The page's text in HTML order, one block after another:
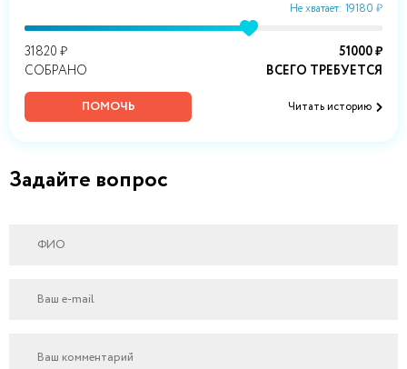
Не хватает: 19180 ₽
31820 ₽
СОБРАНО
51000 ₽
ВСЕГО ТРЕБУЕТСЯ
ПОМОЧЬ Читать историю
Задайте вопрос